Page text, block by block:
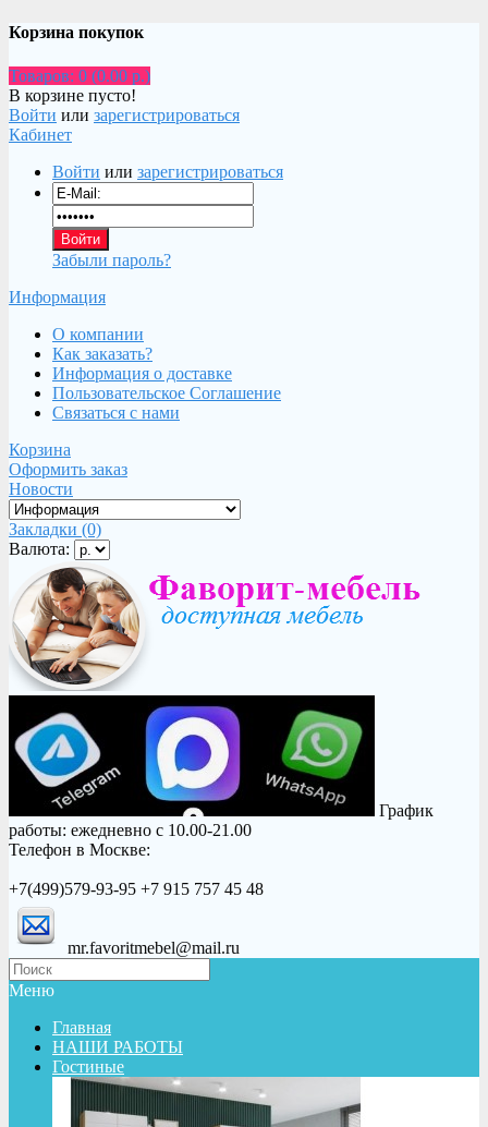
Корзина покупок
Товаров: 0 (0.00 р.)
В корзине пусто!
Войти или зарегистрироваться
Кабинет
Войти или зарегистрироваться
Забыли пароль?
Информация
О компании
Как заказать?
Информация о доставке
Пользовательское Соглашение
Связаться с нами
Корзина
Оформить заказ
Новости
Закладки (0)
Валюта:
График
работы: ежедневно с 10.00-21.00
Телефон в Москве:
+7(499)579-93-95 +7 915 757 45 48
mr.favoritmebel@mail.ru
Меню
Главная
НАШИ РАБОТЫ
Гостиные